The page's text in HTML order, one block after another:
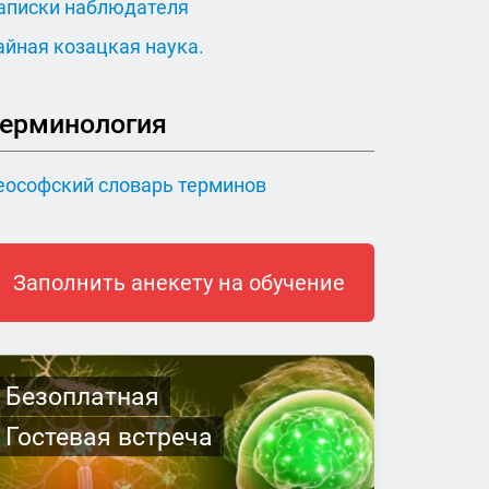
наблюдателя
козацкая наука.
словарь терминов
Заполнить анекету на обучение
Безоплатная
Гостевая встреча